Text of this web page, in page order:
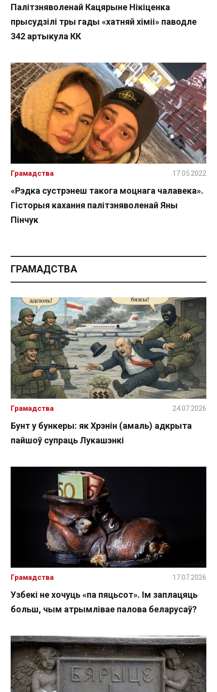
Палітзняволенай Кацярыне Нікіценка
прысудзілі тры гады «хатняй хіміі» паводле
342 артыкула КК
«Рэдка сустрэнеш такога моцнага чалавека».
Гісторыя кахання палітзняволенай Яны
Пінчук
Грамадства 17.05.2022
ГРАМАДСТВА
Бунт у бункеры: як Хрэнін (амаль) адкрыта
пайшоў супраць Лукашэнкі
Грамадства 24.07.2026
Узбекі не хочуць «па пяцьсот». Ім заплацяць
больш, чым атрымлівае палова беларусаў?
Грамадства 17.07.2026